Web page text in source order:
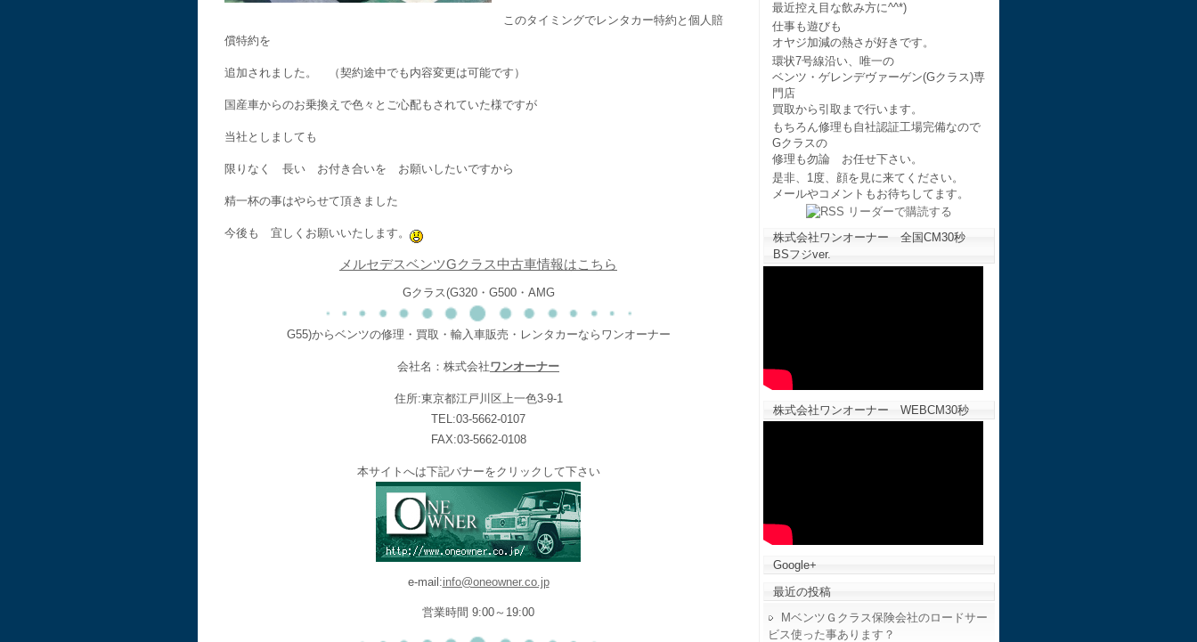
このタイミングでレンタカー特約と個人賠
償特約を
追加されました。 （契約途中でも内容変更は可能です）
国産車からのお乗換えで色々とご心配もされていた様ですが
当社としましても
限りなく 長い お付き合いを お願いしたいですから
精一杯の事はやらせて頂きました
今後も 宜しくお願いいたします。
メルセデスベンツGクラス中古車情報はこちら
Gクラス(G320・G500・AMG
G55)からベンツの修理・買取・輸入車販売・レンタカーならワンオーナー
会社名：株式会社ワンオーナー
住所:東京都江戸川区上一色3-9-1
TEL:03-5662-0107
FAX:03-5662-0108
本サイトへは下記バナーをクリックして下さい
e-mail:info@oneowner.co.jp
営業時間 9:00～19:00
最近控え目な飲み方に^^*)
仕事も遊びも
オヤジ加減の熱さが好きです。
環状7号線沿い、唯一の
ベンツ・ゲレンデヴァーゲン(Gクラス)専
門店
買取から引取まで行います。
もちろん修理も自社認証工場完備なので
Gクラスの
修理も勿論 お任せ下さい。
是非、1度、顔を見に来てください。
メールやコメントもお待ちしてます。
株式会社ワンオーナー 全国CM30秒
BSフジver.
株式会社ワンオーナー WEBCM30秒
Google+
最近の投稿
MベンツＧクラス保険会社のロードサー
ビス使った事あります？